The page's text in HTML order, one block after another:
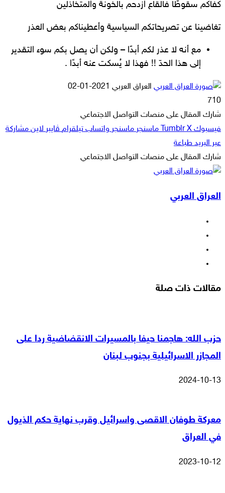
كفاكم سقوطًا فالقاع ازدحم بالخونة والمتخاذلين
تغاضينا عن تصريحاتكم السياسية وأعطيناكم بعض العذر
مع أنه لا عذر لكم أبدًا – ولكن أن يصل بكم سوء التقدير
إلى هذا الحدّ !! فهذا لا يُسكت عنه أبدًا .
العراق العربي أرسل
إلكترونيا
2021-01-02
710
شارك المقال على منصات التواصل الاجتماعي
فيسبوك ‫X ماسنجر ماسنجر واتساب تيلقرام ڤايبر لاين مشاركة
عبر البريد طباعة
شارك المقال على منصات التواصل الاجتماعي
فيسبوك
‫X
ماسنجر
ماسنجر
واتساب
تيلقرام
ڤايبر
لاين
مشاركة
البريد
طباعة
العراق العربي
مقالات ذات صلة
حزب الله: هاجمنا حيفا بالمسيرات الانقضاضية ردا على
المجازر الاسرائيلية بجنوب لبنان
2024-10-13
معركة طوفان الاقصى واسرائيل وقرب نهاية حكم الذيول
في العراق
2023-10-12